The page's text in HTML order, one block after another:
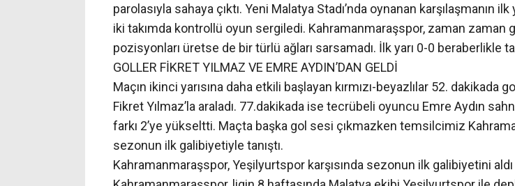
parolasıyla sahaya çıktı. Yeni Malatya Stadı’nda oynanan karşılaşmanın ilk
iki takımda kontrollü oyun sergiledi. Kahramanmaraşspor, zaman zaman
pozisyonları üretse de bir türlü ağları sarsamadı. İlk yarı 0-0 beraberlikle
GOLLER FİKRET YILMAZ VE EMRE AYDIN’DAN GELDİ
Maçın ikinci yarısına daha etkili başlayan kırmızı-beyazlılar 52. dakikada
Fikret Yılmaz’la araladı. 77.dakikada ise tecrübeli oyuncu Emre Aydın
farkı 2’ye yükseltti. Maçta başka gol sesi çıkmazken temsilcimiz
sezonun ilk galibiyetiyle tanıştı.
Kahramanmaraşspor, Yeşilyurtspor karşısında sezonun ilk galibiyetini aldı